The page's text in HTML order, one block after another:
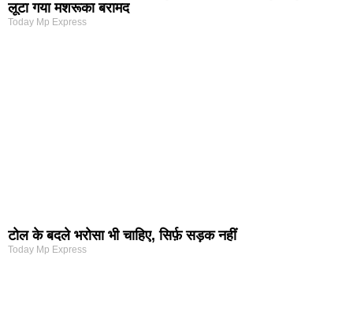
लूटा गया मशरूका बरामद
Today Mp Express
टोल के बदले भरोसा भी चाहिए, सिर्फ़ सड़क नहीं
Today Mp Express